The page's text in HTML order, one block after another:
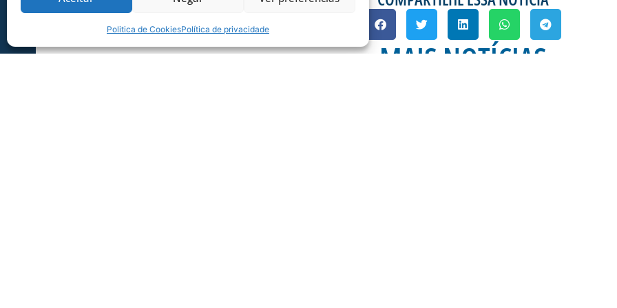
Politica de CookiesPolítica de privacidade
MAIS NOTÍCIAS